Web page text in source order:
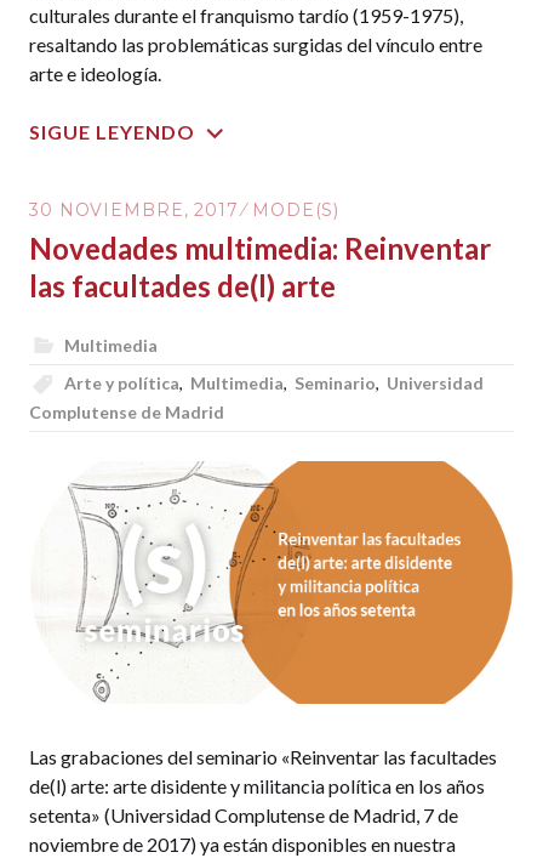
culturales durante el franquismo tardío (1959-1975),
resaltando las problemáticas surgidas del vínculo entre
arte e ideología.
SIGUE LEYENDO
30 NOVIEMBRE, 2017 MODE(S)
Novedades multimedia: Reinventar
las facultades de(l) arte
Multimedia
Arte y política, Multimedia, Seminario, Universidad
Complutense de Madrid
Las grabaciones del seminario «Reinventar las facultades
de(l) arte: arte disidente y militancia política en los años
setenta» (Universidad Complutense de Madrid, 7 de
noviembre de 2017) ya están disponibles en nuestra